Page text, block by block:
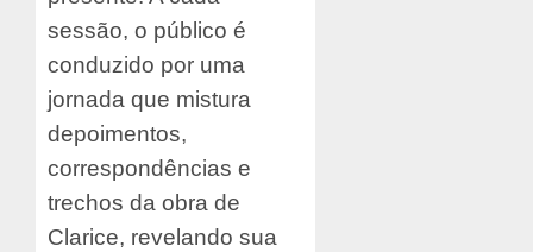
sessão, o público é
conduzido por uma
jornada que mistura
depoimentos,
correspondências e
trechos da obra de
Clarice, revelando sua